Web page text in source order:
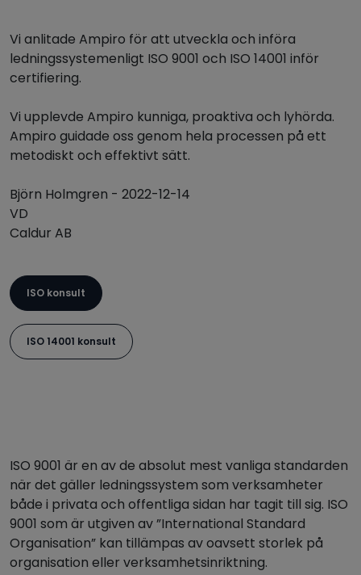
Vi anlitade Ampiro för att utveckla och införa
ledningssystemenligt ISO 9001 och ISO 14001 inför
certifiering.
Vi upplevde Ampiro kunniga, proaktiva och lyhörda.
Ampiro guidade oss genom hela processen på ett
metodiskt och effektivt sätt.
Björn Holmgren - 2022-12-14
VD
Caldur AB
ISO konsult
ISO 14001 konsult
ISO 9001 är en av de absolut mest vanliga standarden
när det gäller ledningssystem som verksamheter
både i privata och offentliga sidan har tagit till sig. ISO
9001 som är utgiven av ”International Standard
Organisation” kan tillämpas av oavsett storlek på
organisation eller verksamhetsinriktning.